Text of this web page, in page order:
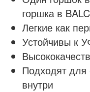
горшка в
Легкие как
Устойчивы к
Подходят для
внутри